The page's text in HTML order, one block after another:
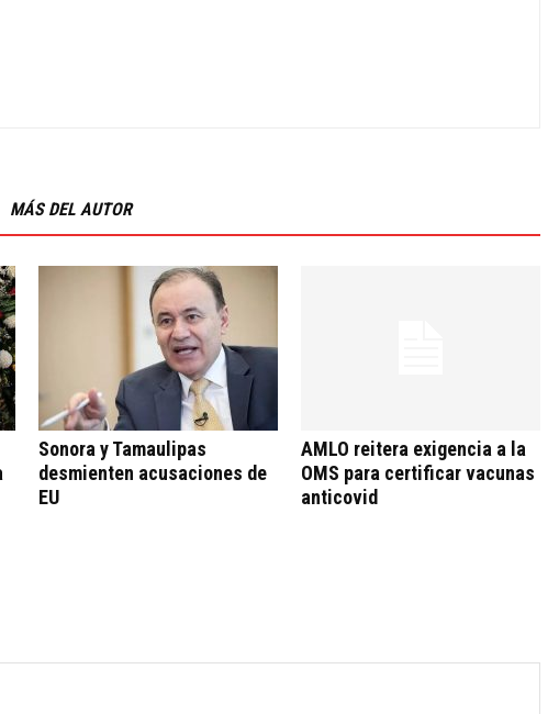
MÁS DEL AUTOR
Sonora y Tamaulipas
desmienten acusaciones de
EU
AMLO reitera exigencia a la
OMS para certificar vacunas
anticovid